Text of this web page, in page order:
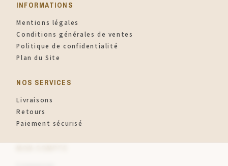
INFORMATIONS​
Mentions légales
Conditions générales de ventes
Politique de confidentialité
Plan du Site
NOS SERVICES
Livraisons
Retours
Paiement sécurisé